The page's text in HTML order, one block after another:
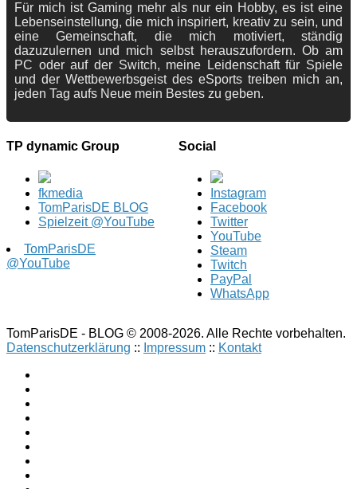
Für mich ist Gaming mehr als nur ein Hobby, es ist eine
Lebenseinstellung, die mich inspiriert, kreativ zu sein, und
eine Gemeinschaft, die mich motiviert, ständig
dazuzulernen und mich selbst herauszufordern. Ob am
PC oder auf der Switch, meine Leidenschaft für Spiele
und der Wettbewerbsgeist des eSports treiben mich an,
jeden Tag aufs Neue mein Bestes zu geben.
TP dynamic Group
fkmedia
TomParisDE BLOG
Spielzeit @YouTube
TomParisDE
@YouTube
Social
Instagram
Facebook
Twitter
YouTube
Steam
Twitch
PayPal
WhatsApp
TomParisDE - BLOG © 2008-2026. Alle Rechte vorbehalten.
Datenschutzerklärung :: Impressum :: Kontakt